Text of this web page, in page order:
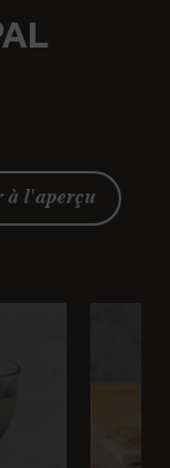
à l'aperçu